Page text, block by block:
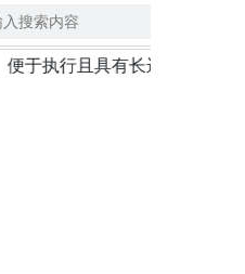
长远生命力的党章